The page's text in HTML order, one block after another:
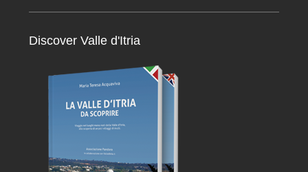
Discover Valle d'Itria